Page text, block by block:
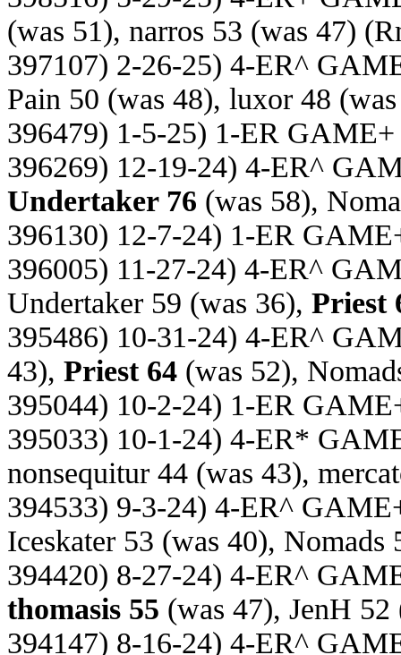
(was 51), narros 53 (was 47)
397107) 2-26-25) 4-ER^
Pain 50 (was 48), luxor 48
396479) 1-5-25) 1-ER
396269) 12-19-24) 4-ER^
Undertaker 76 (was 58),
396130) 12-7-24) 1-ER
396005) 11-27-24) 4-ER^
Undertaker 59 (was 36), Priest
395486) 10-31-24) 4-ER^
43), Priest 64 (was 52),
395044) 10-2-24) 1-ER
395033) 10-1-24) 4-ER*
nonsequitur 44 (was 43),
394533) 9-3-24) 4-ER^
Iceskater 53 (was 40), Nomads
394420) 8-27-24) 4-ER^
thomasis 55 (was 47), JenH 52
394147) 8-16-24) 4-ER^